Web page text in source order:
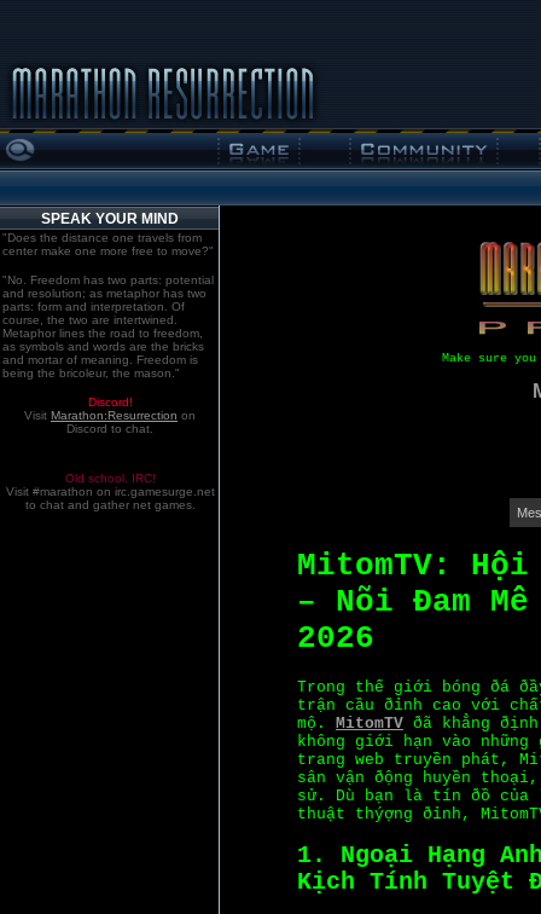
SPEAK YOUR MIND
"Does the distance one travels from
center make one more free to move?"
"No. Freedom has two parts: potential
and resolution; as metaphor has two
parts: form and interpretation. Of
course, the two are intertwined.
Metaphor lines the road to freedom,
as symbols and words are the bricks
and mortar of meaning. Freedom is
being the bricoleur, the mason."
Discord!
Visit Marathon:Resurrection on
Discord to chat.
Old school. IRC!
Visit #marathon on irc.gamesurge.net
to chat and gather net games.
Make sure
MitomTV:
– Nõi Ðam
2026
Trong thế giới bóng ðá
trận cầu ðỉnh cao với
mộ.
MitomTV ðã khẳng
không giới hạn vào
trang web truyền phát,
sân vận ðộng huyền
sử. Dù bạn là tín ðồ của
thuật thýợng ðỉnh,
1. Ngoại Hạng
Kịch Tính Tuyệt